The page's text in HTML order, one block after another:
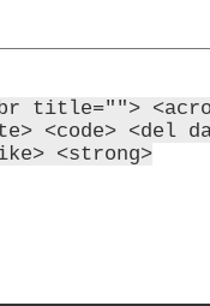
title="">
<code> <del
<strong>